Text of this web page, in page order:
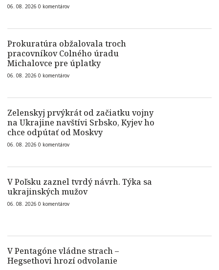
06. 08. 2026 0 komentárov
Prokuratúra obžalovala troch
pracovníkov Colného úradu
Michalovce pre úplatky
06. 08. 2026 0 komentárov
Zelenskyj prvýkrát od začiatku vojny
na Ukrajine navštívi Srbsko, Kyjev ho
chce odpútať od Moskvy
06. 08. 2026 0 komentárov
V Poľsku zaznel tvrdý návrh. Týka sa
ukrajinských mužov
06. 08. 2026 0 komentárov
V Pentagóne vládne strach –
Hegsethovi hrozí odvolanie